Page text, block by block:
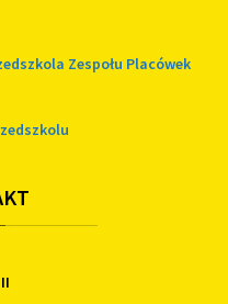
Zespołu Placówek